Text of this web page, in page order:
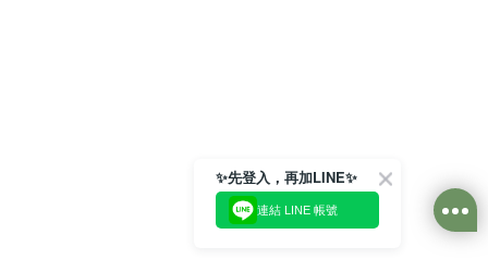
✨先登入，再加LINE✨
連結 LINE 帳號